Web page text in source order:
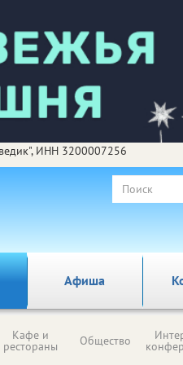
ИНН 3200007256
Афиша
Кафе и
рестораны Общество